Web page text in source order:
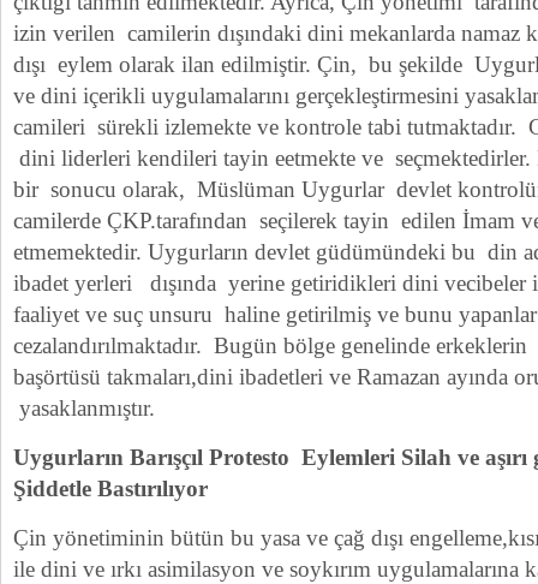
izin verilen camilerin dışındaki dini mekanlarda namaz
dışı eylem olarak ilan edilmiştir. Çin, bu şekilde
ve dini içerikli uygulamalarını gerçekleştirmesini
camileri sürekli izlemekte ve kontrole tabi tutmaktadır.
dini liderleri kendileri tayin eetmekte ve
bir sonucu olarak, Müslüman Uygurlar devlet
camilerde ÇKP.tarafından seçilerek tayin edilen İmam
etmemektedir. Uygurların devlet güdümündeki bu din
ibadet yerleri dışında yerine getiridikleri dini vecibeler
faaliyet ve suç unsuru haline getirilmiş ve bunu yapanlar
cezalandırılmaktadır. Bugün bölge genelinde erkeklerin
başörtüsü takmaları,dini ibadetleri ve Ramazan ayında
yasaklanmıştır.
Uygurların Barışçıl Protesto Eylemleri Silah ve
Şiddetle Bastırılıyor
Çin yönetiminin bütün bu yasa ve çağ dışı
ile dini ve ırkı asimilasyon ve soykırım uygulamalarına